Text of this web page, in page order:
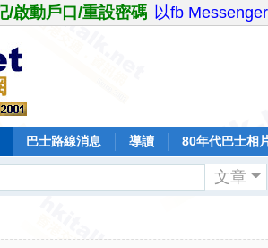
/啟動戶口/重設密碼 以fb
巴士路線消息 導讀 80年代巴士相
文章